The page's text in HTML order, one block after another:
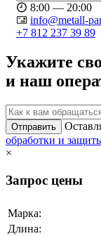
8:00 — 20:00
info@metall-
+7 812 237 39 89
Укажите
и наш
Отправить
обработки и
×
Запрос цены
Марка:
Длина: